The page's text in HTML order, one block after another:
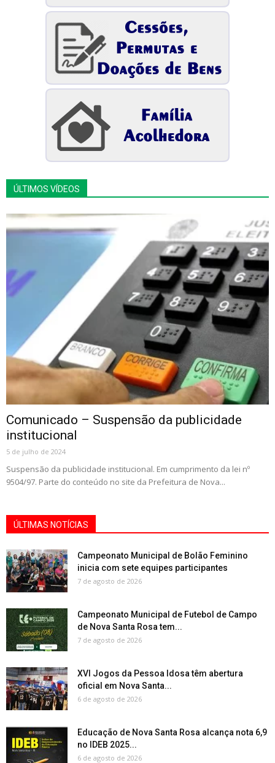
ÚLTIMOS VÍDEOS
Comunicado – Suspensão da publicidade
institucional
5 de julho de 2024
Suspensão da publicidade institucional. Em cumprimento da lei nº
9504/97. Parte do conteúdo no site da Prefeitura de Nova...
ÚLTIMAS NOTÍCIAS
Campeonato Municipal de Bolão Feminino
inicia com sete equipes participantes
7 de agosto de 2026
Campeonato Municipal de Futebol de Campo
de Nova Santa Rosa tem...
7 de agosto de 2026
XVI Jogos da Pessoa Idosa têm abertura
oficial em Nova Santa...
6 de agosto de 2026
Educação de Nova Santa Rosa alcança nota 6,9
no IDEB 2025...
6 de agosto de 2026